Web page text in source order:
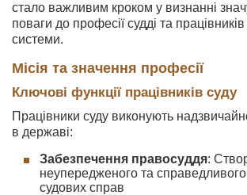
стало важливим кроком у визнанні
поваги до професії судді та працівників
системи.
Місія та значення професії
Ключові функції працівників суду
Працівники суду виконують
в державі:
Забезпечення правосуддя:
неупередженого та
судових справ